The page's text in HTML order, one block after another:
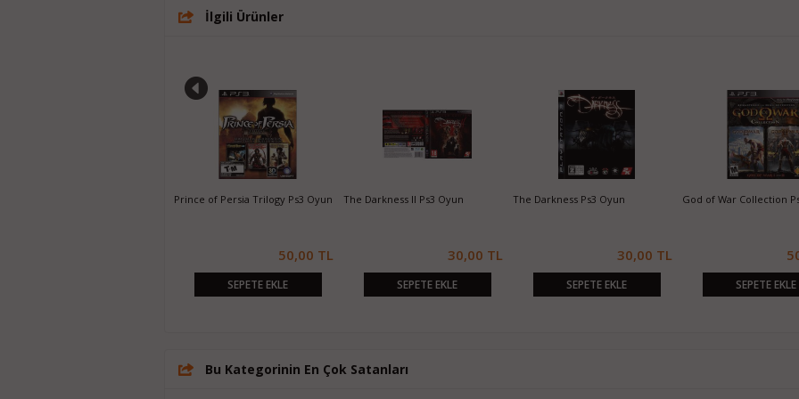
İlgili Ürünler
The Darkness II Ps3 Oyun
30,00 TL
SEPETE EKLE
The Darkness Ps3 Oyun
30,00 TL
SEPETE EKLE
God of War Collection Ps3 Oyun
50,00 TL
SEPETE EKLE
Metal Gear Solid HD
SEPETE EKLE
Bu Kategorinin En Çok Satanları